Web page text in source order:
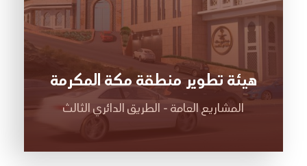
هيئة تطوير منطقة مكة المكرمة
المشاريع العامة - الطريق الدائري الثالث